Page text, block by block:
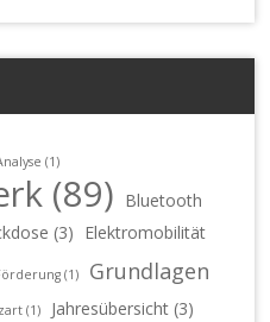
(1)
(89) Bluetooth
(3) Elektromobilität
(1)
Grundlagen
(1) Jahresübersicht (3)